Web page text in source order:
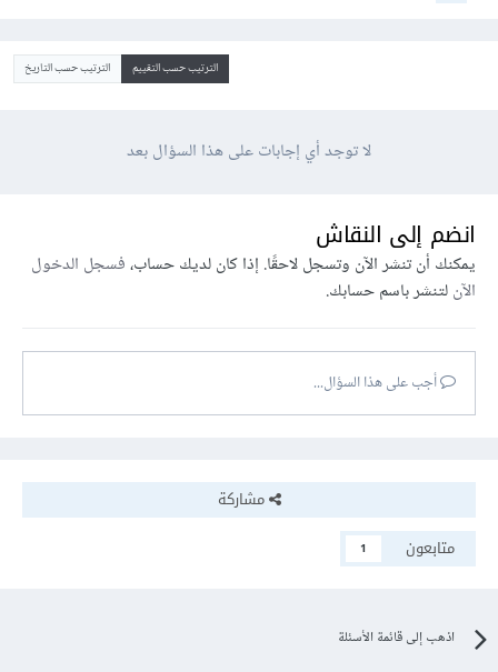
الترتيب حسب التقييم الترتيب حسب التاريخ
لا توجد أي إجابات على هذا السؤال بعد
انضم إلى النقاش
يمكنك أن تنشر الآن وتسجل لاحقًا. إذا كان لديك حساب،فسجل الدخول
الآنلتنشر باسم حسابك.
أجب على هذا السؤال...
مشاركة
متابعون
1
اذهب إلى قائمة الأسئلة